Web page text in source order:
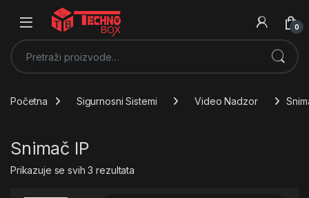
0
Pretraži:
Početna Sigurnosni Sistemi Video Nadzor
Snimač IP
Prikazuje se svih 3 rezultataPoredano prema prosječnoj ocjeni